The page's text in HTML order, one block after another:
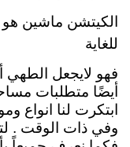
الكيتشن ماشين هو
للغاية
فهو لايجعل
أيضًا متطلبات
ابتكرت لنا انواع
وفي ذات الوقت .